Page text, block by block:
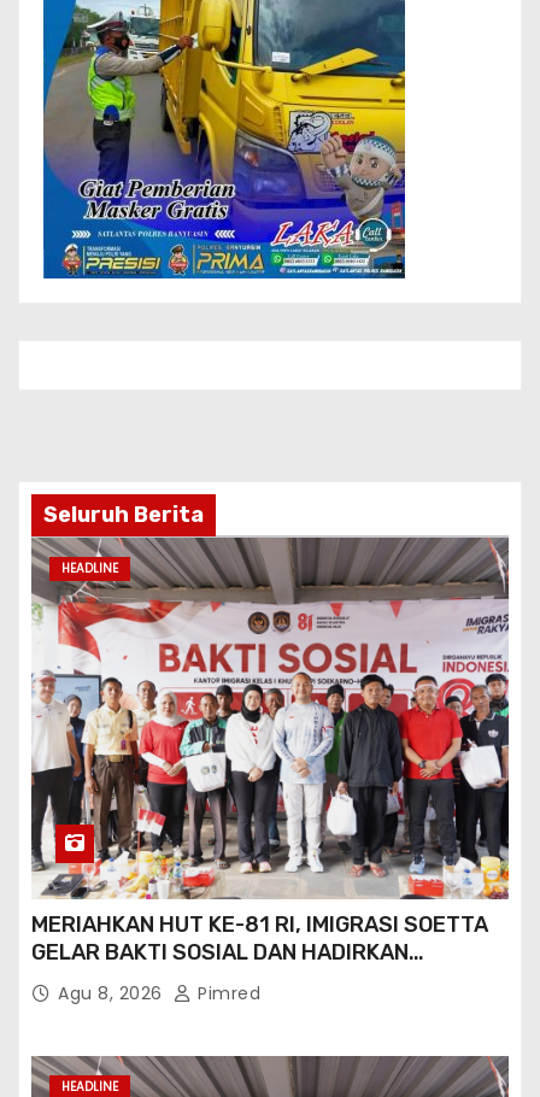
Seluruh Berita
HEADLINE
MERIAHKAN HUT KE-81 RI, IMIGRASI SOETTA
GELAR BAKTI SOSIAL DAN HADIRKAN
LAYANAN PASPOR DI AKHIR PEKAN
Agu 8, 2026 Pimred
HEADLINE